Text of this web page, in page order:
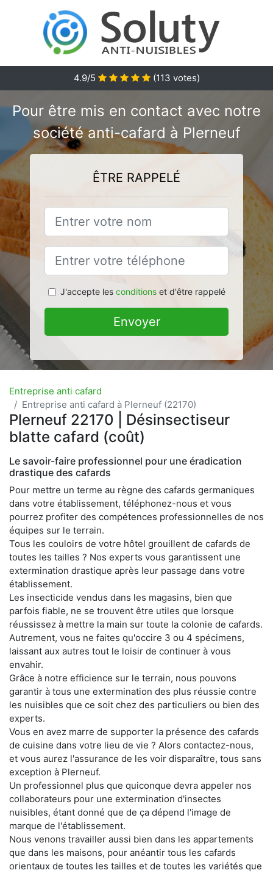
4.9/5 (113 votes)
Pour être mis en contact avec notre
société anti-cafard à Plerneuf
ÊTRE RAPPELÉ
J'accepte les conditionset d'être rappelé
Envoyer
Entreprise anti cafard
Entreprise anti cafard à Plerneuf (22170)
Plerneuf 22170 | Désinsectiseur
blatte cafard (coût)
Le savoir-faire professionnel pour une éradication
drastique des cafards
Pour mettre un terme au règne des cafards germaniques
dans votre établissement, téléphonez-nous et vous
pourrez profiter des compétences professionnelles de nos
équipes sur le terrain.
Tous les couloirs de votre hôtel grouillent de cafards de
toutes les tailles ? Nos experts vous garantissent une
extermination drastique après leur passage dans votre
établissement.
Les insecticide vendus dans les magasins, bien que
parfois fiable, ne se trouvent être utiles que lorsque
réussissez à mettre la main sur toute la colonie de cafards.
Autrement, vous ne faites qu'occire 3 ou 4 spécimens,
laissant aux autres tout le loisir de continuer à vous
envahir.
Grâce à notre efficience sur le terrain, nous pouvons
garantir à tous une extermination des plus réussie contre
les nuisibles que ce soit chez des particuliers ou bien des
experts.
Vous en avez marre de supporter la présence des cafards
de cuisine dans votre lieu de vie ? Alors contactez-nous,
et vous aurez l'assurance de les voir disparaître, tous sans
exception à Plerneuf.
Un professionnel plus que quiconque devra appeler nos
collaborateurs pour une extermination d'insectes
nuisibles, étant donné que de ça dépend l'image de
marque de l'établissement.
Nous venons travailler aussi bien dans les appartements
que dans les maisons, pour anéantir tous les cafards
orientaux de toutes les tailles et de toutes les variétés que